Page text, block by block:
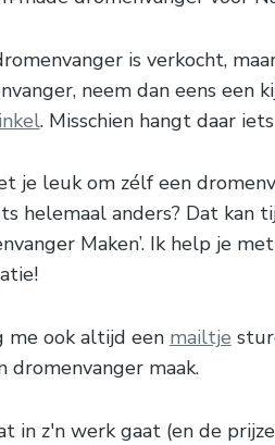
is verkocht,
neem dan eens een
. Misschien hangt daar
je leuk om zélf een
helemaal anders? Dat kan
Maken’. Ik help je
me ook altijd een mailtje
dromenvanger maak.
in z'n werk gaat (en de